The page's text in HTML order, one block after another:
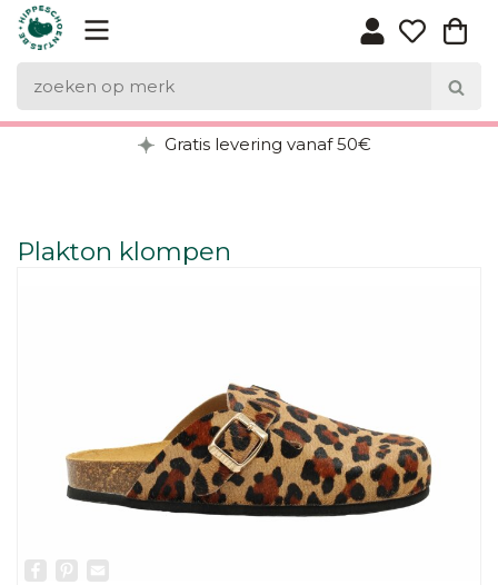
Gratis levering vanaf 50€
Plakton klompen
Facebook
Pinterest